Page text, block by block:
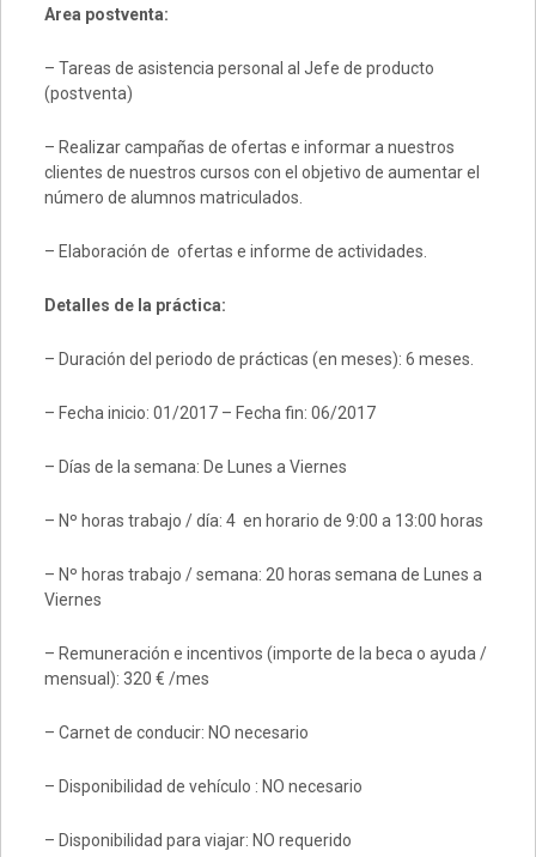
Area postventa:
– Tareas de asistencia personal al Jefe de producto
(postventa)
– Realizar campañas de ofertas e informar a nuestros
clientes de nuestros cursos con el objetivo de aumentar el
número de alumnos matriculados.
– Elaboración de ofertas e informe de actividades.
Detalles de la práctica:
– Duración del periodo de prácticas (en meses): 6 meses.
– Fecha inicio: 01/2017 – Fecha fin: 06/2017
– Días de la semana: De Lunes a Viernes
– Nº horas trabajo / día: 4 en horario de 9:00 a 13:00 horas
– Nº horas trabajo / semana: 20 horas semana de Lunes a
Viernes
– Remuneración e incentivos (importe de la beca o ayuda /
mensual): 320 € /mes
– Carnet de conducir: NO necesario
– Disponibilidad de vehículo : NO necesario
– Disponibilidad para viajar: NO requerido